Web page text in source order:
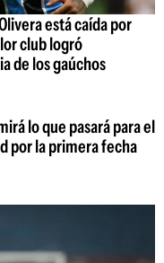
está caída por
club logró
de los gaúchos
lo que pasará para el
por la primera fecha